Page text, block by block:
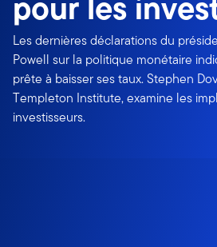
Les dernières déclarations du
Powell sur la politique monétaire
prête à baisser ses taux. Stephen
Templeton Institute, examine les
investisseurs.